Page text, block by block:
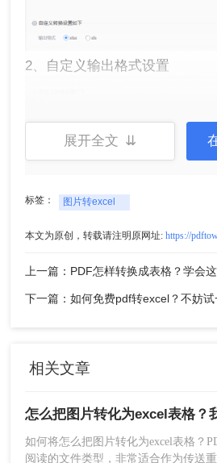
2、自定义输出格式设置
3、点击中间的“选择文件”上传
展开全文 ⇊
标签： 图片转excel
本文为原创，转载请注明原网址: https://
下一篇：如何免费pdf转excel？不妨试
相关文章
如何将怎么把图片转化为excel表格？
阅读的文件类型，非常适合作为传送